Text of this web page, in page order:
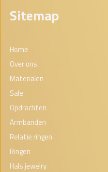
Sitemap
Home
Over ons
Materialen
Sale
Opdrachten
Armbanden
Relatie ringen
Ringen
Hals jewelry